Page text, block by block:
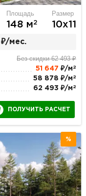
Площадь
148 м2
Размер
10х11
₽/мес.
Без скидки 62 493 ₽
51 647 ₽/м 2
58 878 ₽/м 2
62 493 ₽/м 2
ПОЛУЧИТЬ РАСЧЕТ
%